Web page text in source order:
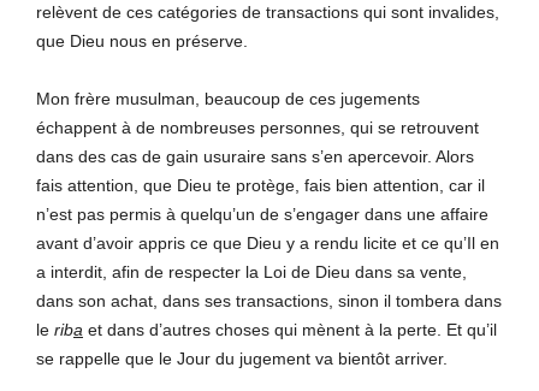
relèvent de ces catégories de transactions qui sont invalides,
que Dieu nous en préserve.
Mon frère musulman, beaucoup de ces jugements
échappent à de nombreuses personnes, qui se retrouvent
dans des cas de gain usuraire sans s’en apercevoir. Alors
fais attention, que Dieu te protège, fais bien attention, car il
n’est pas permis à quelqu’un de s’engager dans une affaire
avant d’avoir appris ce que Dieu y a rendu licite et ce qu’Il en
a interdit, afin de respecter la Loi de Dieu dans sa vente,
dans son achat, dans ses transactions, sinon il tombera dans
le riba et dans d’autres choses qui mènent à la perte. Et qu’il
se rappelle que le Jour du jugement va bientôt arriver.